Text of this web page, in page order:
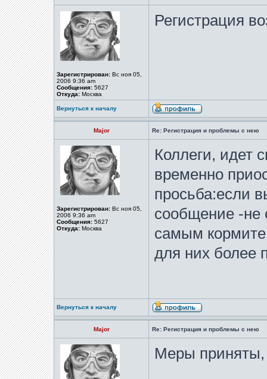
Зарегистрирован: Вс ноя 05,
2006 9:36 am
Сообщения: 5627
Откуда: Москва
Регистрация
Вернуться к началу
Major Re: Регистрация и проблемы с нею
Зарегистрирован: Вс ноя 05,
2006 9:36 am
Сообщения: 5627
Откуда: Москва
Коллеги, идет
временно
просьба:если
сообщение -не
самым
для них более
Вернуться к началу
Major Re: Регистрация и проблемы с нею
Меры приняты,